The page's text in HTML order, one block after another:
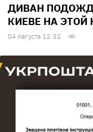
ДИВАН
КИЕВЕ НА ЭТОЙ
04 Августа 12:32